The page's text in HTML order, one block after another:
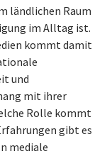
ländlichen Raum
im Alltag ist.
kommt damit
und
mit ihrer
Rolle kommt
gibt es
mediale